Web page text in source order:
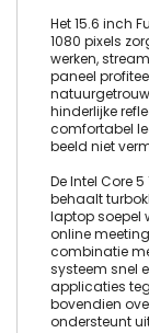
Het 15.6 inch
1080 pixels
werken,
paneel
hinderlijke
comfortabel
beeld niet
De Intel Core
behaalt
laptop soepel
online
combinatie
systeem snel
applicaties
bovendien
ondersteunt